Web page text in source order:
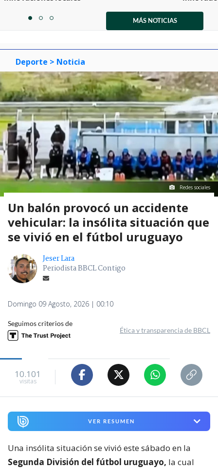
itemitemitem
MÁS NOTICIAS
Deporte > Noticia
Redes sociales
Un balón provocó un accidente
vehicular: la insólita situación que
se vivió en el fútbol uruguayo
Jeser Lara
Periodista BBCL Contigo
Domingo 09 Agosto, 2026 | 00:10
Seguimos criterios de
Ética y transparencia de BBCL
10.101
visitas
VER RESUMEN
Una insólita situación se vivió este sábado en la
Segunda División del fútbol uruguayo, la cual